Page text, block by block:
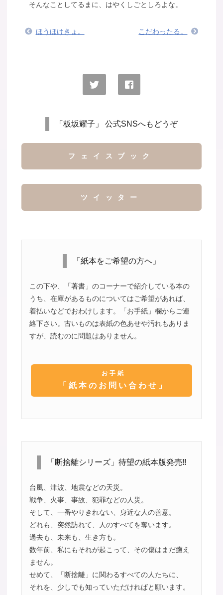
そんなことしてるまに、はやくしごとしろよな。
ほうほけきょ。 こだわったる。
「板坂耀子」 公式SNSへもどうぞ
フェイスブック
ツイッター
「紙本をご希望の方へ」
この下や、「著書」のコーナーで紹介している本の
うち、在庫があるものについてはご希望があれば、
着払いなどでおわけします。「お手紙」欄からご連
絡下さい。古いものは表紙の色あせや汚れもありま
すが、読むのに問題はありません。
お手紙
「紙本のお問い合わせ」
「断捨離シリーズ」待望の紙本版発売!!
台風、津波、地震などの天災。
戦争、火事、事故、犯罪などの人災。
そして、一番やりきれない、身近な人の善意。
どれも、突然訪れて、人のすべてを奪います。
過去も、未来も、生き方も。
数年前、私にもそれが起こって、その傷はまだ癒え
ません。
せめて、「断捨離」に関わるすべての人たちに、
それを、少しでも知っていただければと願います。